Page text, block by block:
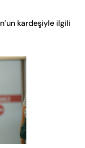
kardeşiyle ilgili